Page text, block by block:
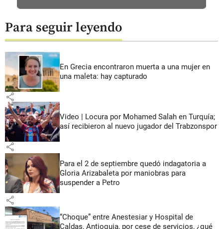
Para seguir leyendo
En Grecia encontraron muerta a una mujer en
una maleta: hay capturado
share
Video | Locura por Mohamed Salah en Turquía;
así recibieron al nuevo jugador del Trabzonspor
share
Para el 2 de septiembre quedó indagatoria a
Gloria Arizabaleta por maniobras para
suspender a Petro
share
“Choque” entre Anestesiar y Hospital de
Caldas, Antioquia, por cese de servicios, ¿qué